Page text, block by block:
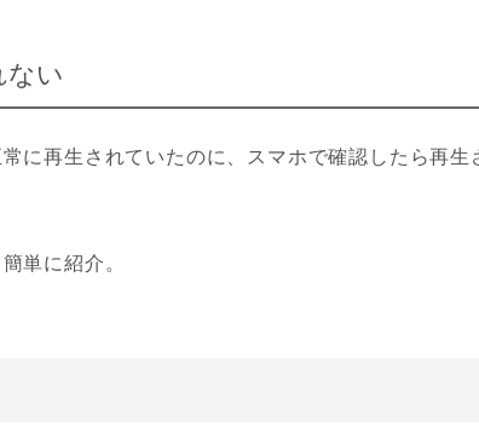
ない
に再生されていたのに、スマホで確認したら再生
単に紹介。